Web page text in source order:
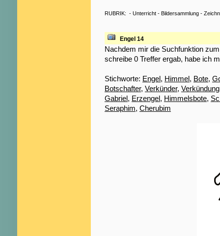
RUBRIK: - Unterricht - Bildersammlung -
Engel 14
Nachdem mir die Suchfunktion
schreibe 0 Treffer ergab, habe ich
Stichworte: Engel, Himmel, Bote,
Botschafter, Verkünder, Verkündung
Gabriel, Erzengel, Himmelsbote,
Seraphim, Cherubim